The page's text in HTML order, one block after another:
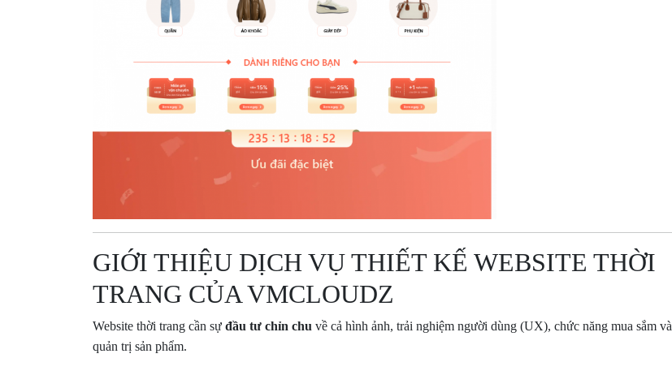
GIỚI THIỆU DỊCH VỤ THIẾT KẾ WEBSITE THỜI
TRANG CỦA VMCLOUDZ
Website thời trang cần sự đầu tư chỉn chu về cả hình ảnh, trải nghiệm người dùng (UX), chức năng mua sắm và
quản trị sản phẩm.